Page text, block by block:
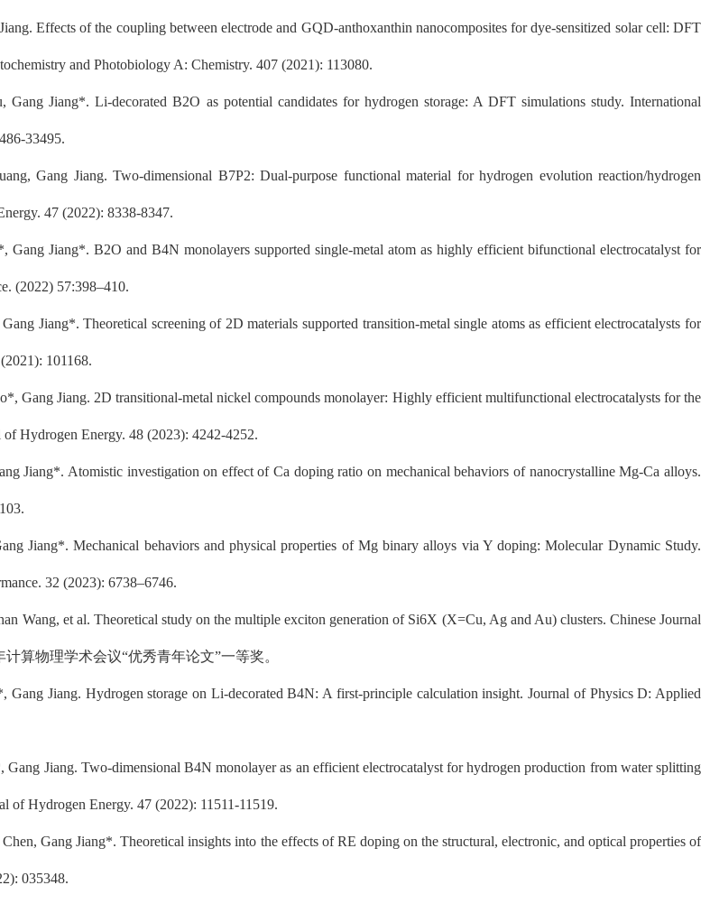
Effects of the coupling between electrode and GQD-anthoxanthin nanocomposites for dye-sensitized solar cell: DFT
and Photobiology A: Chemistry. 407 (2021): 113080.
Gang Jiang*. Li-decorated B2O as potential candidates for hydrogen storage: A DFT simulations study. International
33495.
, Gang Jiang. Two-dimensional B7P2: Dual-purpose functional material for hydrogen evolution reaction/hydrogen
47 (2022): 8338-8347.
Gang Jiang*. B2O and B4N monolayers supported single-metal atom as highly efficient bifunctional electrocatalyst for
(2022) 57:398–410.
Jiang*. Theoretical screening of 2D materials supported transition-metal single atoms as efficient electrocatalysts for
101168.
, Gang Jiang. 2D transitional-metal nickel compounds monolayer: Highly efficient multifunctional electrocatalysts for the
of Hydrogen Energy. 48 (2023): 4242-4252.
Jiang*. Atomistic investigation on effect of Ca doping ratio on mechanical behaviors of nanocrystalline Mg-Ca alloys.
.
Jiang*. Mechanical behaviors and physical properties of Mg binary alloys via Y doping: Molecular Dynamic Study.
32 (2023): 6738–6746.
Wang, et al. Theoretical study on the multiple exciton generation of Si6X (X=Cu, Ag and Au) clusters. Chinese Journal
计算物理学术会议“优秀青年论文”一等奖。
Gang Jiang. Hydrogen storage on Li-decorated B4N: A first-principle calculation insight. Journal of Physics D: Applied
Gang Jiang. Two-dimensional B4N monolayer as an efficient electrocatalyst for hydrogen production from water splitting
of Hydrogen Energy. 47 (2022): 11511-11519.
Gang Jiang*.Theoretical insights into the effects of RE doping on the structural, electronic, and optical properties of
035348.